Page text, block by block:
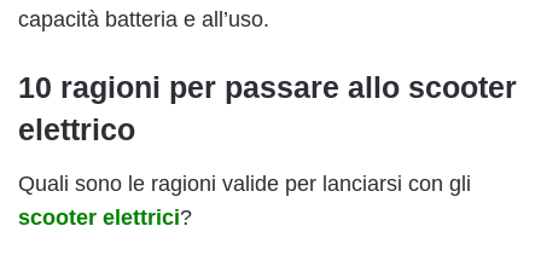
capacità batteria e all’uso.
10 ragioni per passare allo scooter
elettrico
Quali sono le ragioni valide per lanciarsi con gli
scooter elettrici?